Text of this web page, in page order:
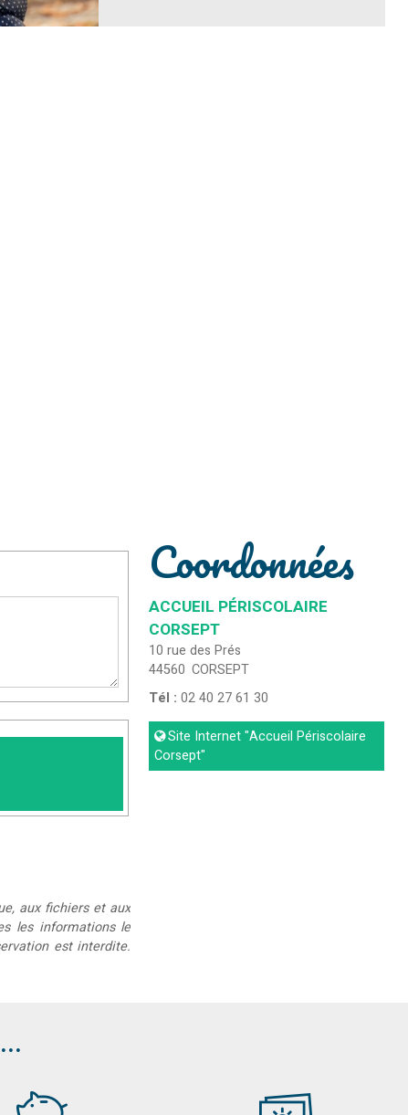
aux fichiers et aux
les informations le
est interdite.
Coordonnées
ACCUEIL PÉRISCOLAIRE
CORSEPT
10 rue des Prés
44560 CORSEPT
Tél :02 40 27 61 30
Site Internet"Accueil Périscolaire
Corsept"